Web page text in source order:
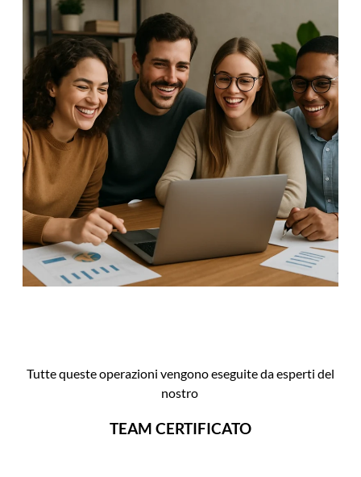
Tutte queste operazioni vengono eseguite da esperti del
nostro
TEAM CERTIFICATO